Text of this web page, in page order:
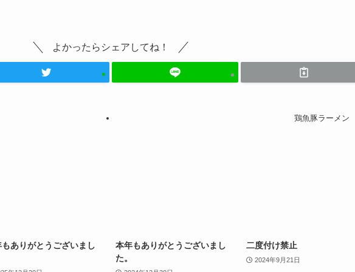
よかったらシェアしてね！
鶏魚豚ラーメン
ありがとうございまし
本年もありがとうございまし
た。
二度付け禁止
2024年9月21日